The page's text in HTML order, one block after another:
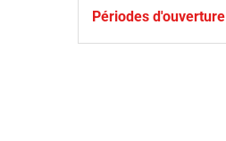
Périodes d'ouverture